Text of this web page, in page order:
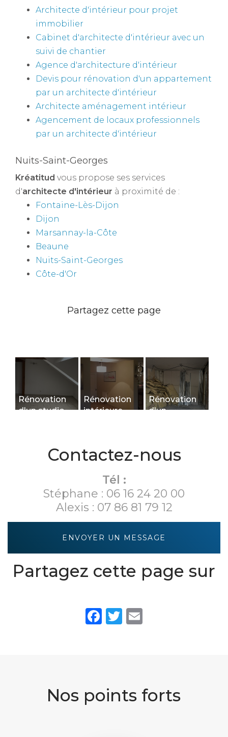
Architecte d'intérieur pour projet
immobilier
Cabinet d'architecte d'intérieur avec un
suivi de chantier
Agence d'architecture d'intérieur
Devis pour rénovation d'un appartement
par un architecte d'intérieur
Architecte aménagement intérieur
Agencement de locaux professionnels
par un architecte d'intérieur
Nuits-Saint-Georges
Kréatitud vous propose ses services
d'architecte d'intérieur à proximité de :
Fontaine-Lès-Dijon
Dijon
Marsannay-la-Côte
Beaune
Nuits-Saint-Georges
Côte-d'Or
Rénovation
d'un studio
Rénovation
intérieure
Rénovation
d'un
Contactez-nous
Tél :
Stéphane : 06 16 24 20 00
Alexis : 07 86 81 79 12
ENVOYER UN MESSAGE
Partagez cette page sur
Facebook
Twitter
Nos points forts